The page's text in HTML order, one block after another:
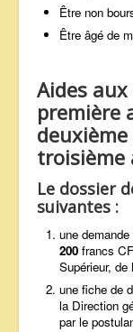
Être non
Être âgé de
Aides
première
troisième
Le dossier
suivantes :
une
200 francs
Supérieur,
une fiche de
la Direction
par le